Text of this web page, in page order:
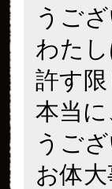
うご
わた
許す
本当
うご
お体